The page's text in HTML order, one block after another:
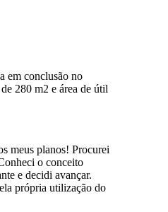
em conclusão no
280 m2 e área de útil
meus planos! Procurei
o conceito
e decidi avançar.
própria utilização do